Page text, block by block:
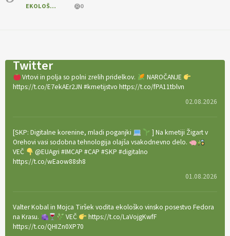
EKOLOŠKO LOGIČNO 0
Twitter
Vrtovi in polja so polni zrelih pridelkov.
NAROČANJE
https://t.co/E7ekAEr2JN #kmetijstvo https://t.co/fPA11tblvn
02.08.2026
[SKP: Digitalne korenine, mladi poganjki
] Na kmetiji Žigart v
Orehovi vasi sodobna tehnologija olajša vsakodnevno delo.
VEČ
@EUAgri #IMCAP #CAP #SKP #digitalno
https://t.co/wEaow88sh8
01.08.2026
Valter Kobal in Mojca Tiršek vodita ekološko vinsko posestvo Fedora
na Krasu.
VEČ
https://t.co/LaVojgKwfF
https://t.co/QHIZn0XP70